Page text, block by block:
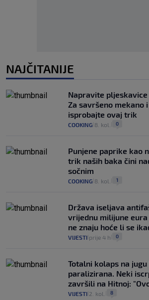
NAJČITANIJE
Napravite
Za savršeno mekano
isprobajte ovaj trik
COOKING 8. kol. 0
Punjene paprike kao
trik naših baka čini
sočnim
COOKING 8. kol. 1
Država iseljava
vrijednu milijune
ne znaju hoće li se
VIJESTI prije 4 h 0
Totalni kolaps na
paralizirana. Neki
završili na Hitnoj:
VIJESTI 2. kol. 8